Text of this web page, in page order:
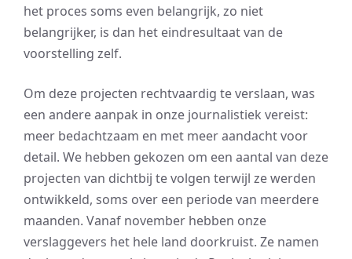
het proces soms even belangrijk, zo niet
belangrijker, is dan het eindresultaat van de
voorstelling zelf.
Om deze projecten rechtvaardig te verslaan, was
een andere aanpak in onze journalistiek vereist:
meer bedachtzaam en met meer aandacht voor
detail. We hebben gekozen om een aantal van deze
projecten van dichtbij te volgen terwijl ze werden
ontwikkeld, soms over een periode van meerdere
maanden. Vanaf november hebben onze
verslaggevers het hele land doorkruist. Ze namen